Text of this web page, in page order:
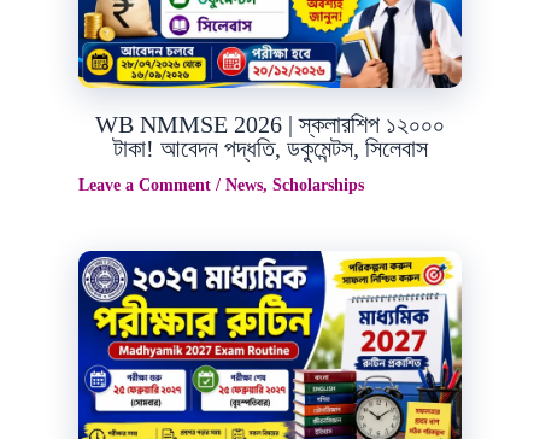
WB NMMSE 2026 | স্কলারশিপ ১২০০০
টাকা! আবেদন পদ্ধতি, ডকুমেন্টস, সিলেবাস
Leave a Comment / News, Scholarships
Jul
14
2026